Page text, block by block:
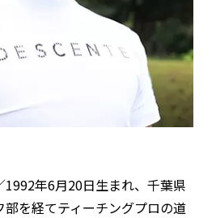
年6月20日生まれ、千葉県
を経てティーチングプロの道